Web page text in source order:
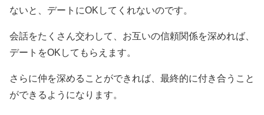
ないと、デートにOKしてくれないのです。
会話をたくさん交わして、お互いの信頼関係を深めれば、
デートをOKしてもらえます。
さらに仲を深めることができれば、最終的に付き合うこと
ができるようになります。